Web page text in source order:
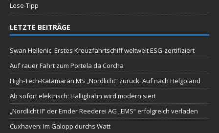
Lese-Tipp
LETZTE BEITRÄGE
Swan Hellenic: Erstes Kreuzfahrtschiff weltweit ESG-zertifiziert
Auf rauer Fahrt zum Portela da Corcha
High-Tech-Katamaran MS „Nordlicht“ zurück: Auf nach Helgoland
Ab sofort elektrisch: Halligbahn wird modernisiert
„Nordlicht II“ der Emder Reederei AG „EMS“ erfolgreich verladen
Cuxhaven: Im Galopp durchs Watt